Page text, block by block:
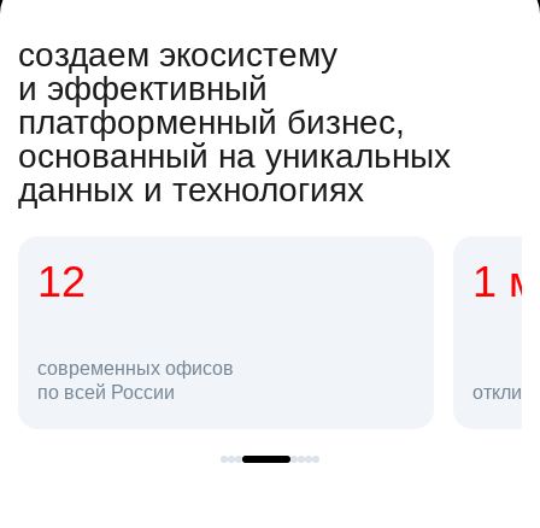
создаем экосистему
и эффективный
платформенный бизнес,
основанный на уникальных
данных и технологиях
12
современных офисов
по всей России
1